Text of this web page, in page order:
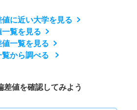
に近い大学を見る
覧を見る
一覧を見る
から調べる
差値を確認してみよう